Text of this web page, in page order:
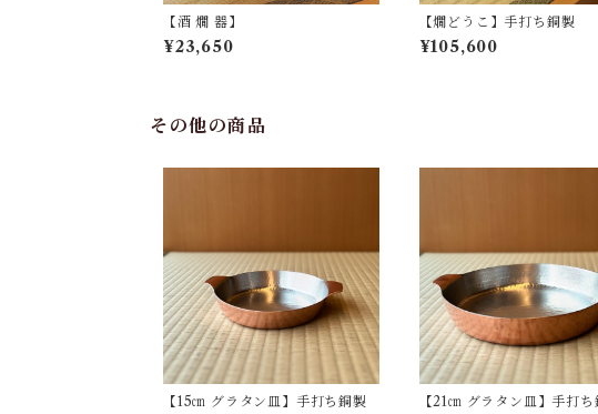
【酒 燗 器】
¥23,650
【燗どうこ】手打ち銅製
¥105,600
その他の商品
【15㎝ グラタン皿】手打ち銅製 【21㎝ グラタン皿】手打